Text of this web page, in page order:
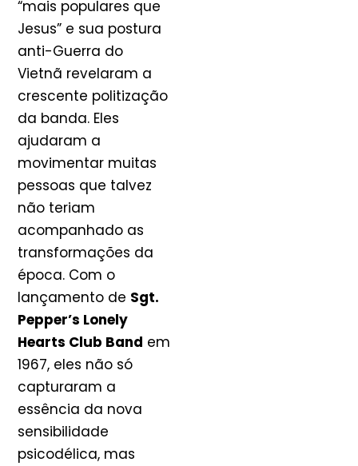
“mais populares que
Jesus” e sua postura
anti-Guerra do
Vietnã revelaram a
crescente politização
da banda. Eles
ajudaram a
movimentar muitas
pessoas que talvez
não teriam
acompanhado as
transformações da
época. Com o
lançamento de Sgt.
Pepper’s Lonely
Hearts Club Band em
1967, eles não só
capturaram a
essência da nova
sensibilidade
psicodélica, mas